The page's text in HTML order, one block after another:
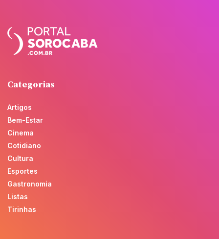
Categorias
Artigos
Bem-Estar
Cinema
Cotidiano
Cultura
Esportes
Gastronomia
Listas
Tirinhas